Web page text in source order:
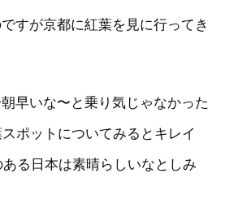
すが京都に紅葉を見に行ってき
早いな〜と乗り気じゃなかった
ポットについてみるとキレイ
ある日本は素晴らしいなとしみ